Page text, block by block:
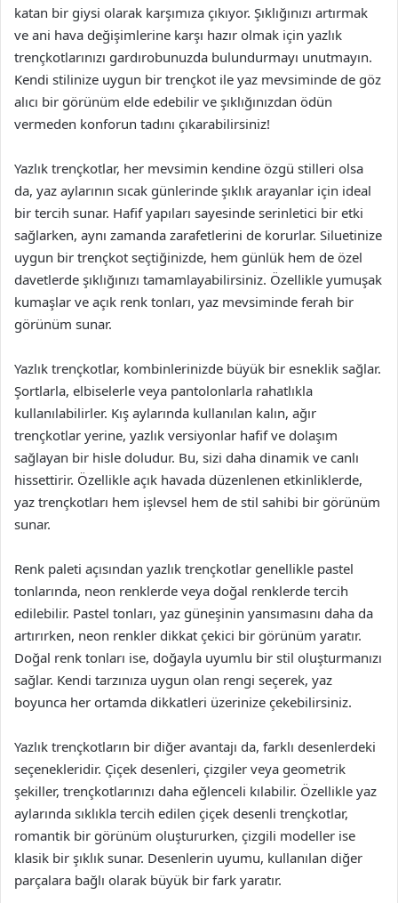
katan bir giysi olarak karşımıza çıkıyor. Şıklığınızı artırmak
ve ani hava değişimlerine karşı hazır olmak için yazlık
trençkotlarınızı gardırobunuzda bulundurmayı unutmayın.
Kendi stilinize uygun bir trençkot ile yaz mevsiminde de göz
alıcı bir görünüm elde edebilir ve şıklığınızdan ödün
vermeden konforun tadını çıkarabilirsiniz!
Yazlık trençkotlar, her mevsimin kendine özgü stilleri olsa
da, yaz aylarının sıcak günlerinde şıklık arayanlar için ideal
bir tercih sunar. Hafif yapıları sayesinde serinletici bir etki
sağlarken, aynı zamanda zarafetlerini de korurlar. Siluetinize
uygun bir trençkot seçtiğinizde, hem günlük hem de özel
davetlerde şıklığınızı tamamlayabilirsiniz. Özellikle yumuşak
kumaşlar ve açık renk tonları, yaz mevsiminde ferah bir
görünüm sunar.
Yazlık trençkotlar, kombinlerinizde büyük bir esneklik sağlar.
Şortlarla, elbiselerle veya pantolonlarla rahatlıkla
kullanılabilirler. Kış aylarında kullanılan kalın, ağır
trençkotlar yerine, yazlık versiyonlar hafif ve dolaşım
sağlayan bir hisle doludur. Bu, sizi daha dinamik ve canlı
hissettirir. Özellikle açık havada düzenlenen etkinliklerde,
yaz trençkotları hem işlevsel hem de stil sahibi bir görünüm
sunar.
Renk paleti açısından yazlık trençkotlar genellikle pastel
tonlarında, neon renklerde veya doğal renklerde tercih
edilebilir. Pastel tonları, yaz güneşinin yansımasını daha da
artırırken, neon renkler dikkat çekici bir görünüm yaratır.
Doğal renk tonları ise, doğayla uyumlu bir stil oluşturmanızı
sağlar. Kendi tarzınıza uygun olan rengi seçerek, yaz
boyunca her ortamda dikkatleri üzerinize çekebilirsiniz.
Yazlık trençkotların bir diğer avantajı da, farklı desenlerdeki
seçenekleridir. Çiçek desenleri, çizgiler veya geometrik
şekiller, trençkotlarınızı daha eğlenceli kılabilir. Özellikle yaz
aylarında sıklıkla tercih edilen çiçek desenli trençkotlar,
romantik bir görünüm oluştururken, çizgili modeller ise
klasik bir şıklık sunar. Desenlerin uyumu, kullanılan diğer
parçalara bağlı olarak büyük bir fark yaratır.